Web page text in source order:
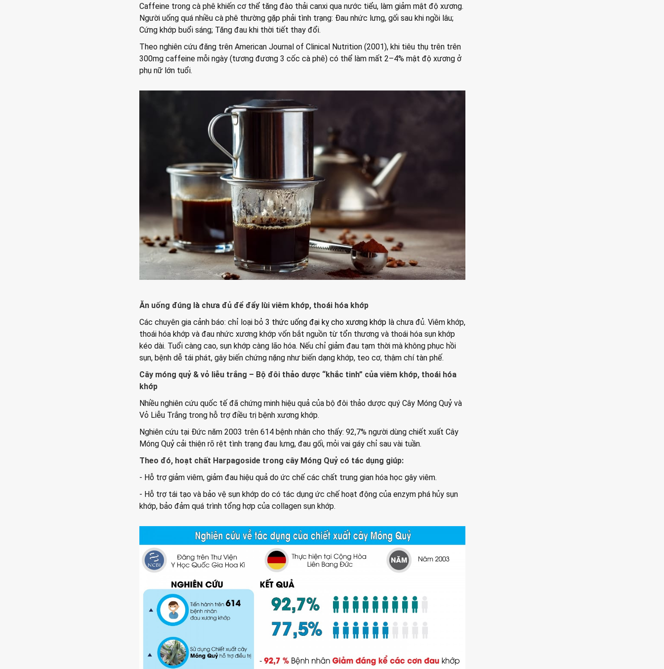
Caffeine trong cà phê khiến cơ thể tăng đào thải canxi qua nước tiểu, làm giảm mật độ xương.
Người uống quá nhiều cà phê thường gặp phải tình trạng: Đau nhức lưng, gối sau khi ngồi lâu;
Cứng khớp buổi sáng; Tăng đau khi thời tiết thay đổi.
Theo nghiên cứu đăng trên American Journal of Clinical Nutrition (2001), khi tiêu thụ trên trên
300mg caffeine mỗi ngày (tương đương 3 cốc cà phê) có thể làm mất 2–4% mật độ xương ở
phụ nữ lớn tuổi.
Ăn uống đúng là chưa đủ để đẩy lùi viêm khớp, thoái hóa khớp
Các chuyên gia cảnh báo: chỉ loại bỏ 3 thức uống đại kỵ cho xương khớp là chưa đủ. Viêm khớp,
thoái hóa khớp và đau nhức xương khớp vốn bắt nguồn từ tổn thương và thoái hóa sụn khớp
kéo dài. Tuổi càng cao, sụn khớp càng lão hóa. Nếu chỉ giảm đau tạm thời mà không phục hồi
sụn, bệnh dễ tái phát, gây biến chứng nặng như biến dạng khớp, teo cơ, thậm chí tàn phế.
Cây móng quỷ & vỏ liễu trắng – Bộ đôi thảo dược “khắc tinh” của viêm khớp, thoái hóa
khớp
Nhiều nghiên cứu quốc tế đã chứng minh hiệu quả của bộ đôi thảo dược quý Cây Móng Quỷ và
Vỏ Liễu Trắng trong hỗ trợ điều trị bệnh xương khớp.
Nghiên cứu tại Đức năm 2003 trên 614 bệnh nhân cho thấy: 92,7% người dùng chiết xuất Cây
Móng Quỷ cải thiện rõ rệt tình trạng đau lưng, đau gối, mỏi vai gáy chỉ sau vài tuần.
Theo đó, hoạt chất Harpagoside trong cây Móng Quỷ có tác dụng giúp:
- Hỗ trợ giảm viêm, giảm đau hiệu quả do ức chế các chất trung gian hóa học gây viêm.
- Hỗ trợ tái tạo và bảo vệ sụn khớp do có tác dụng ức chế hoạt động của enzym phá hủy sụn
khớp, bảo đảm quá trình tổng hợp của collagen sụn khớp.